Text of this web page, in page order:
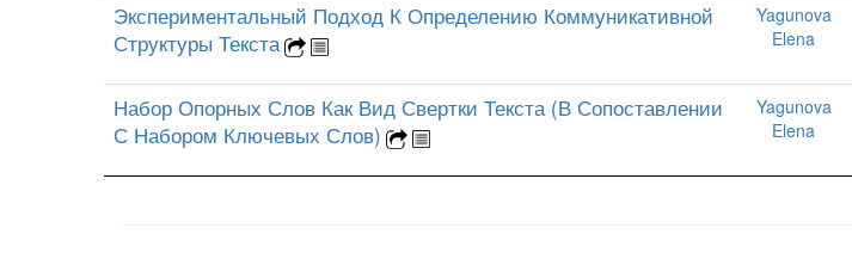
Экспериментальный Подход К Определению Коммуникативной
Структуры Текста
Yagunova
Elena
Набор Опорных Слов Как Вид Свертки Текста (В Сопоставлении
С Набором Ключевых Слов)
Yagunova
Elena